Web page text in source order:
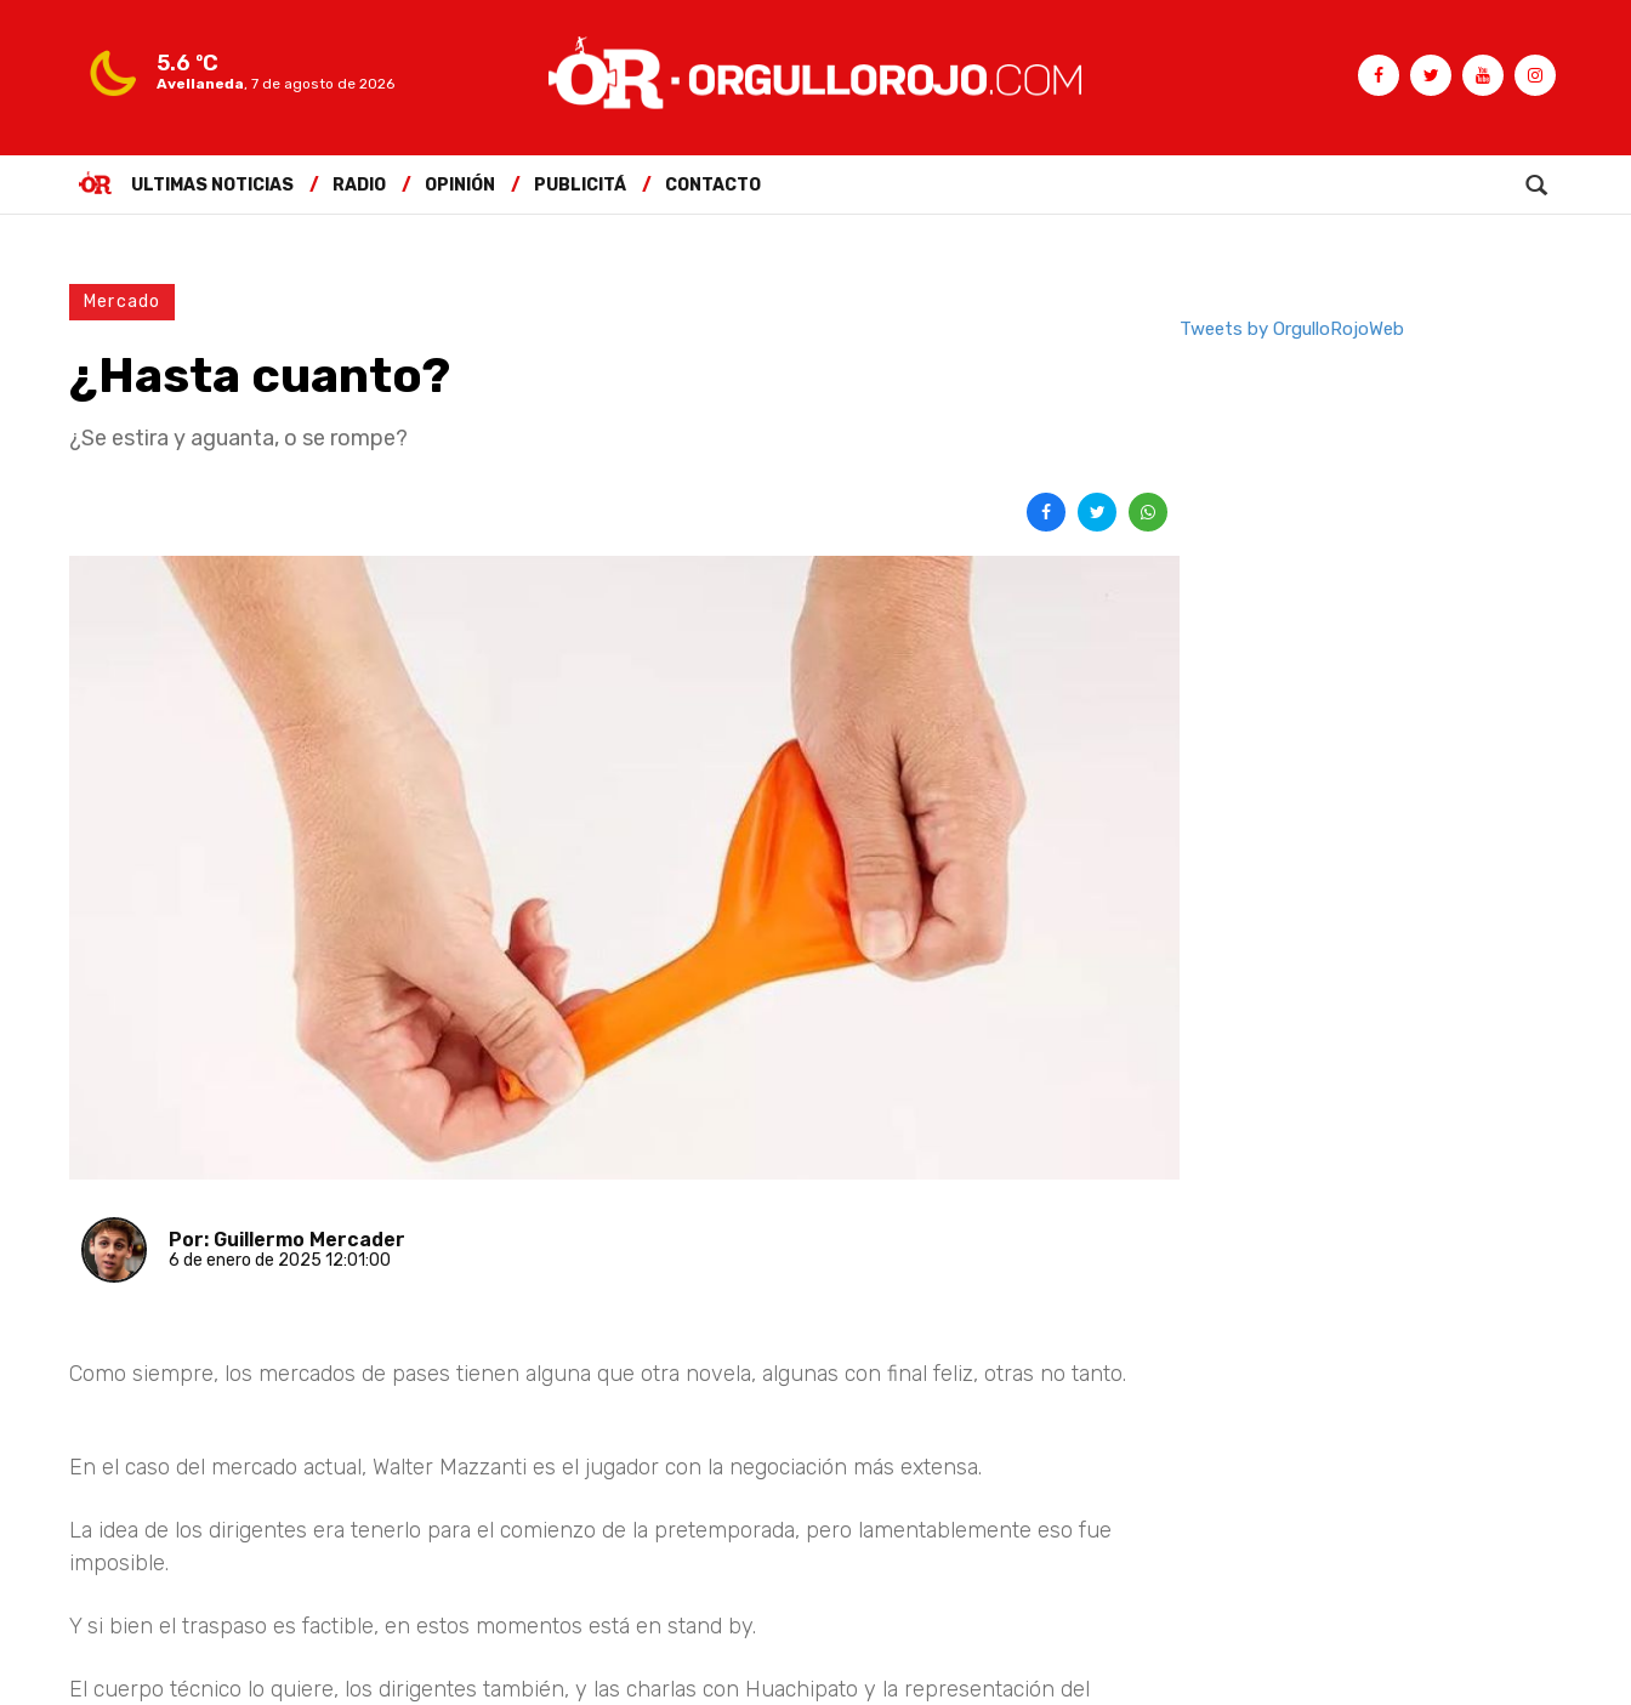
5.6 ºC
Avellaneda, 7 de agosto de 2026
ULTIMAS NOTICIAS RADIO OPINIÓN PUBLICITÁ CONTACTO
Mercado
¿Hasta cuanto?
¿Se estira y aguanta, o se rompe?
Por: Guillermo Mercader
6 de enero de 2025 12:01:00
Como siempre, los mercados de pases tienen alguna que otra novela, algunas con final feliz, otras no tanto.
En el caso del mercado actual, Walter Mazzanti es el jugador con la negociación más extensa.
La idea de los dirigentes era tenerlo para el comienzo de la pretemporada, pero lamentablemente eso fue
imposible.
Y si bien el traspaso es factible, en estos momentos está en stand by.
El cuerpo técnico lo quiere, los dirigentes también, y las charlas con Huachipato y la representación del
Tweets by OrgulloRojoWeb